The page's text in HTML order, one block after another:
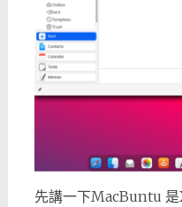
先講一下MacBuntu